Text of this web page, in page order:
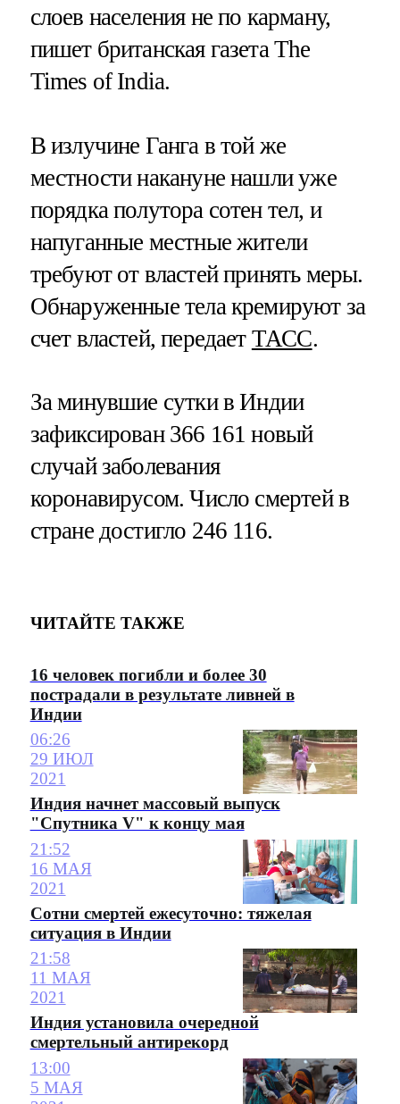
слоев населения не по карману,
пишет британская газета The
Times of India.
В излучине Ганга в той же
местности накануне нашли уже
порядка полутора сотен тел, и
напуганные местные жители
требуют от властей принять меры.
Обнаруженные тела кремируют за
счет властей, передает ТАСС.
За минувшие сутки в Индии
зафиксирован 366 161 новый
случай заболевания
коронавирусом. Число смертей в
стране достигло 246 116.
ЧИТАЙТЕ ТАКЖЕ
16 человек погибли и более 30
пострадали в результате ливней в
Индии
06:26
29 ИЮЛ
2021
Индия начнет массовый выпуск
"Спутника V" к концу мая
21:52
16 МАЯ
2021
Сотни смертей ежесуточно: тяжелая
ситуация в Индии
21:58
11 МАЯ
2021
Индия установила очередной
смертельный антирекорд
13:00
5 МАЯ